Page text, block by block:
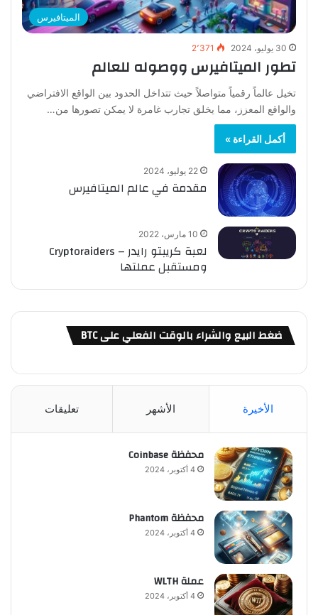
الميتافيرس
30 يوليو، 2024 2٬371
تطور الميتافيرس ووصوله للعالم
تخيل عالماً رقمياً متواصلاً حيث تتداخل الحدود بين الواقع الافتراضي
والواقع المعزز، مما يخلق تجارب غامرة لا يمكن تصورها من…
أكمل القراءة »
22 يوليو، 2024
مقدمة في عالم الميتافيرس
10 مارس، 2022
لعبة كريبتو رايدر – Cryptoraiders
ومستقبل عملتها
ضغط البيع والشراء بالوقت الفعلي على BTC
الأخيرة الأشهر تعليقات
محفظة Coinbase
4 أكتوبر، 2024
محفظة Phantom
4 أكتوبر، 2024
عملة WLTH
4 أكتوبر، 2024